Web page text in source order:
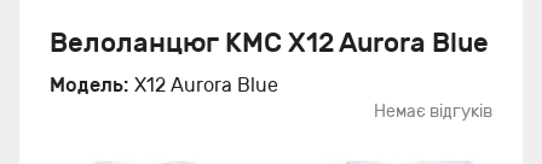
Велоланцюг KMC X12 Aurora Blue
Модель: X12 Aurora Blue
Немає відгуків